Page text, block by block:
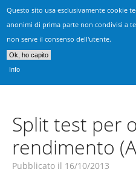
Questo sito usa esclusivamente cookie
anonimi di prima parte non condivisi a
non serve il consenso dell'utente.
Ok, ho capito
Info
Realizzazione
Consulenza,
Split test per
rendimento
Pubblicato il 16/10/2013